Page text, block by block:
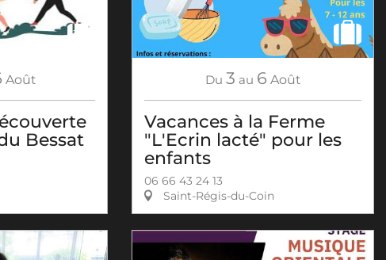
Août
Bessat
Du 3 au 6 Août
Vacances à la Ferme
"L'Ecrin lacté" pour les
enfants
06 66 43 24 13
Saint-Régis-du-Coin